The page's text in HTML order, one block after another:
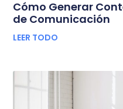
Cómo Generar
de Comunicación
LEER TODO